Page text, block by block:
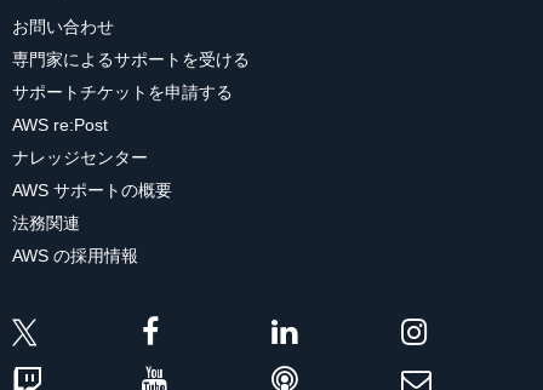
お問い合わせ
専門家によるサポートを受ける
サポートチケットを申請する
AWS re:Post
ナレッジセンター
AWS サポートの概要
法務関連
AWS の採用情報